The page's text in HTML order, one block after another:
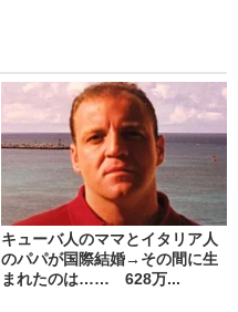
キューバ人のママとイタリア人
のパパが国際結婚→その間に生
まれたのは…… 628万...